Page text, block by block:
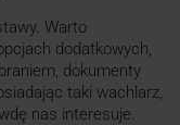
Warto
dodatkowych,
dokumenty
taki wachlarz,
nas interesuje.